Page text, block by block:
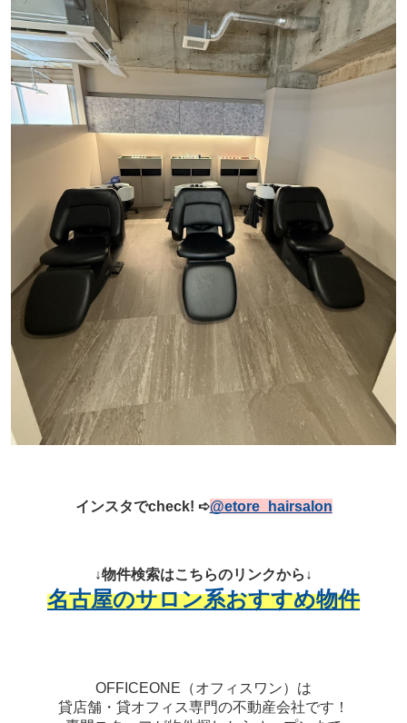
インスタでcheck! ➪@etore_hairsalon
↓物件検索はこちらのリンクから↓
名古屋のサロン系おすすめ物件
OFFICEONE（オフィスワン）は
貸店舗・貸オフィス専門の不動産会社です！